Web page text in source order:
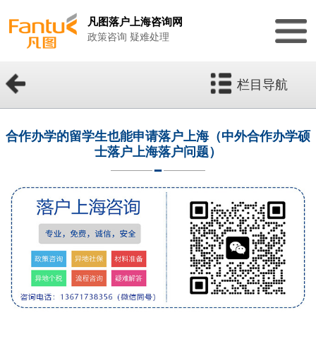
凡图落户上海咨询网
政策咨询 疑难处理
栏目导航
合作办学的留学生也能申请落户上海（中外合作办学硕
士落户上海落户问题）